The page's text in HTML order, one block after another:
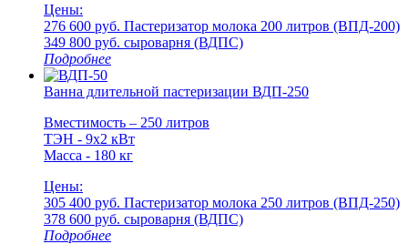
Цены:
276 600 руб. Пастеризатор молока 200 литров (ВПД-200)
349 800 руб. cыроварня (ВДПС)
Подробнее
Ванна длительной пастеризации ВДП-250
Вместимость – 250 литров
ТЭН - 9х2 кВт
Масса - 180 кг
Цены:
305 400 руб. Пастеризатор молока 250 литров (ВПД-250)
378 600 руб. cыроварня (ВДПС)
Подробнее